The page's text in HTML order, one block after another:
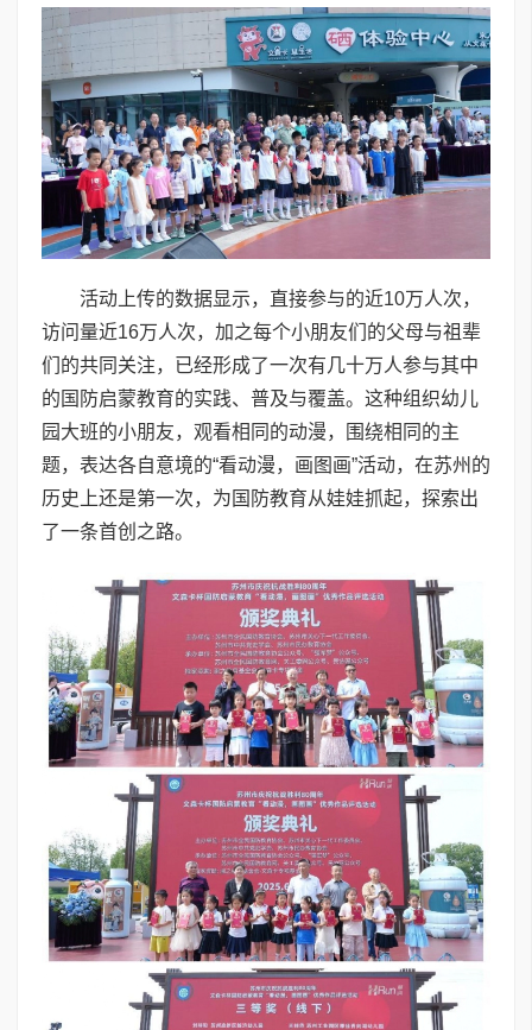
活动上传的数据显示，直接参与的近10万人次，
访问量近16万人次，加之每个小朋友们的父母与祖辈
们的共同关注，已经形成了一次有几十万人参与其中
的国防启蒙教育的实践、普及与覆盖。这种组织幼儿
园大班的小朋友，观看相同的动漫，围绕相同的主
题，表达各自意境的“看动漫，画图画”活动，在苏州的
历史上还是第一次，为国防教育从娃娃抓起，探索出
了一条首创之路。